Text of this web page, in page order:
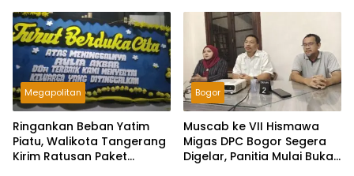
Megapolitan
Ringankan Beban Yatim
Piatu, Walikota Tangerang
Kirim Ratusan Paket
Bogor
Muscab ke VII Hismawa
Migas DPC Bogor Segera
Digelar, Panitia Mulai Buka